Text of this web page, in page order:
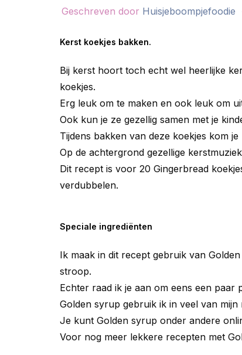
Geschreven door Huisjeboompjefoodie
Kerst koekjes bakken.
Bij kerst hoort toch echt wel heerlijke
koekjes.
Erg leuk om te maken en ook leuk om
Ook kun je ze gezellig samen met je
Tijdens bakken van deze koekjes kom
Op de achtergrond gezellige
Dit recept is voor 20 Gingerbread
verdubbelen.
Speciale ingrediënten
Ik maak in dit recept gebruik van
stroop.
Echter raad ik je aan om eens een paar
Golden syrup gebruik ik in veel van
Je kunt Golden syrup onder andere
Voor nog meer lekkere recepten met